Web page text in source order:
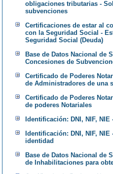
obligaciones tributarias -
subvenciones
Certificaciones de estar al
con la Seguridad Social -
Seguridad Social (Deuda)
Base de Datos Nacional de
Concesiones de
Certificado de Poderes
de Administradores de una
Certificado de Poderes
de poderes Notariales
Identificación: DNI, NIF,
Identificación: DNI, NIF,
identidad
Base de Datos Nacional de
de Inhabilitaciones para